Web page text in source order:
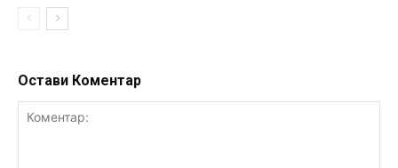
Остави Коментар